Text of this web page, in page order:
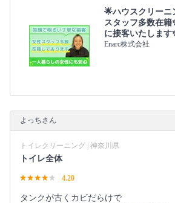
🌟ハウスクリーニ
スタッフ多数在籍
に接客いたします
Enarc株式会社
よっちさん
トイレクリーニング | 神奈川県
トイレ全体
4.20
タンクが古くカビだらけで